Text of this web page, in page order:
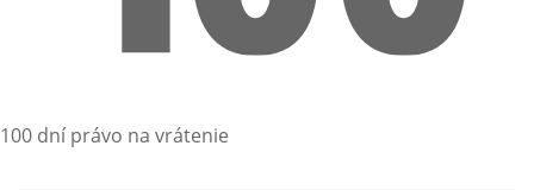
100 dní právo na vrátenie